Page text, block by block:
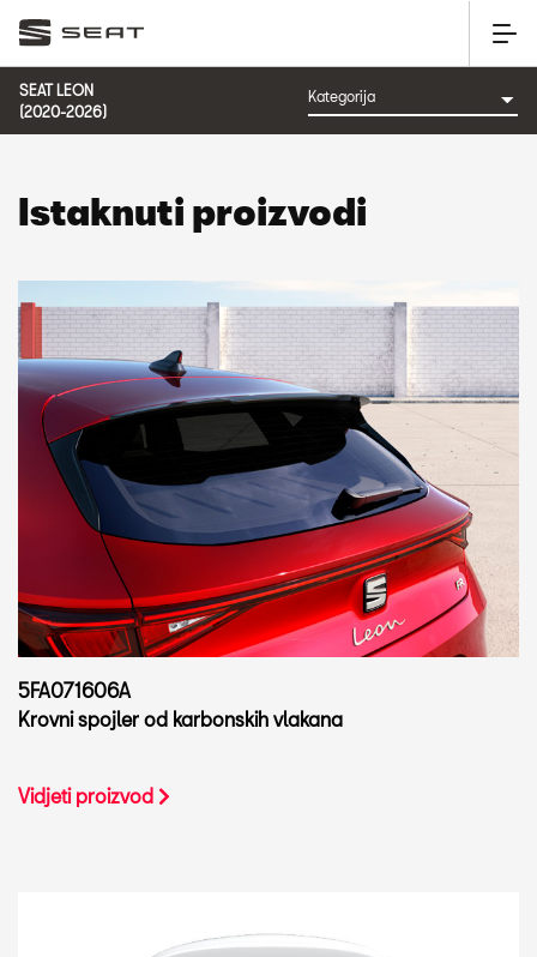
SEAT LEON
(2020-2026)
Istaknuti proizvodi
5FA071606A
Krovni spojler od karbonskih vlakana
Vidjeti proizvod